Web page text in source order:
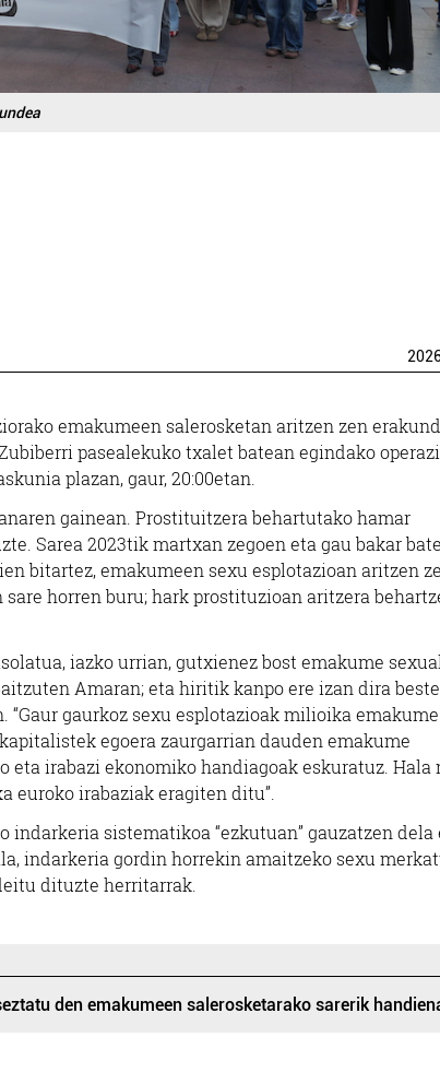
emakumeen salerosketan aritzen zen
pasealekuko txalet batean egindako
plazan, gaur, 20:00etan.
gainean. Prostituitzera behartutako hamar
Sarea 2023tik martxan zegoen eta gau bakar
bitartez, emakumeen sexu esplotazioan aritzen
horren buru; hark prostituzioan aritzera
iazko urrian, gutxienez bost emakume
Amaran; eta hiritik kanpo ere izan dira
gaurkoz sexu esplotazioak milioika emakume
egoera zaurgarrian dauden emakume
irabazi ekonomiko handiagoak eskuratuz. Hala
irabaziak eragiten ditu”.
sistematikoa “ezkutuan” gauzatzen dela
indarkeria gordin horrekin amaitzeko sexu
dituzte herritarrak.
den emakumeen salerosketarako sarerik